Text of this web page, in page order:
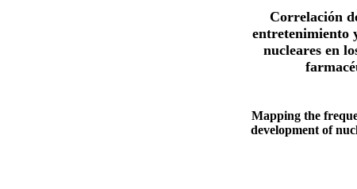
Correlación
entretenimiento
nucleares en
Mapping the
development of